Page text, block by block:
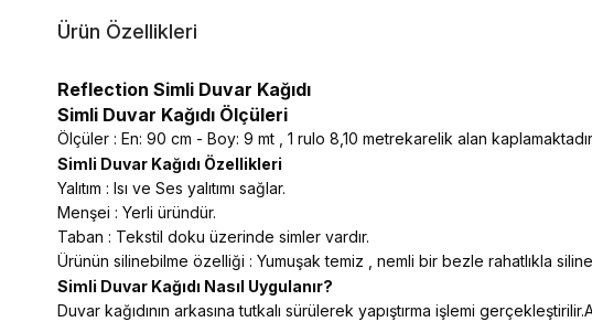
Ürün Özellikleri
Reflection Simli Duvar Kağıdı
Simli Duvar Kağıdı Ölçüleri
Ölçüler : En: 90 cm - Boy: 9 mt , 1 rulo 8,10 metrekarelik alan
Simli Duvar Kağıdı Özellikleri
Yalıtım : Isı ve Ses yalıtımı sağlar.
Menşei : Yerli üründür.
Taban : Tekstil doku üzerinde simler vardır.
Ürünün silinebilme özelliği : Yumuşak temiz , nemli bir bezle rahatlıkla
Simli Duvar Kağıdı Nasıl Uygulanır?
Duvar kağıdının arkasına tutkalı sürülerek yapıştırma işlemi